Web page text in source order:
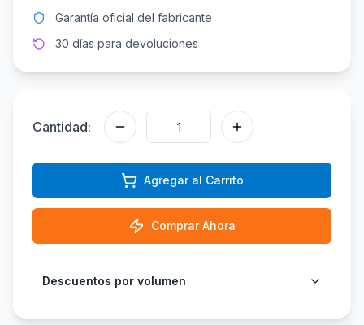
Garantía oficial del fabricante
30 días para devoluciones
Cantidad:
Agregar al Carrito
Comprar Ahora
Descuentos por volumen